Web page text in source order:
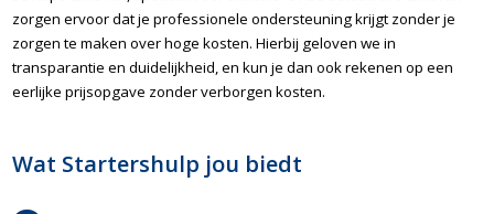
zorgen ervoor dat je professionele ondersteuning krijgt zonder je
zorgen te maken over hoge kosten. Hierbij geloven we in
transparantie en duidelijkheid, en kun je dan ook rekenen op een
eerlijke prijsopgave zonder verborgen kosten.
Wat Startershulp jou biedt